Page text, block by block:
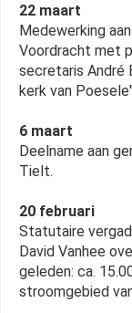
22 maart
Medewerking
Voordracht met
secretaris André
kerk van
6 maart
Deelname aan
Tielt.
20 februari
Statutaire
David Vanhee
geleden: ca.
stroomgebied